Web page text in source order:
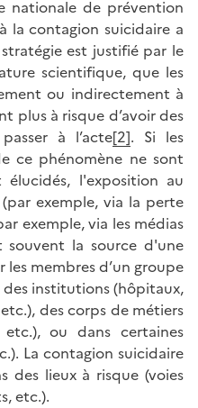
nationale de prévention
la contagion suicidaire a
est justifié par le
scientifique, que les
ou indirectement à
plus à risque d’avoir des
à l’acte[2]. Si les
ce phénomène ne sont
l'exposition au
exemple, via la perte
exemple, via les médias
souvent la source d'une
membres d’un groupe
des institutions (hôpitaux,
des corps de métiers
ou dans certaines
La contagion suicidaire
des lieux à risque (voies
etc.).